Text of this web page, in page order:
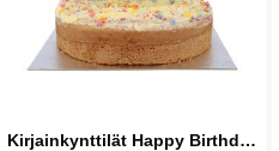
Kirjainkynttilät Happy Birthday